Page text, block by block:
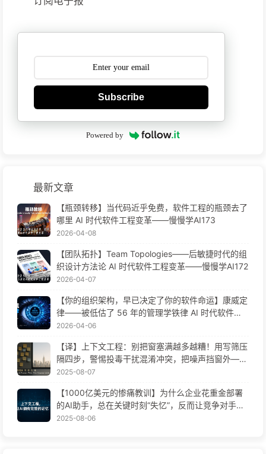
Subscribe
Powered by
最新文章
【瓶颈转移】当代码近乎免费，软件工程的瓶颈去了
哪里 AI 时代软件工程变革——慢慢学AI173
2026-04-08
【团队拓扑】Team Topologies——后敏捷时代的组
织设计方法论 AI 时代软件工程变革——慢慢学AI172
2026-04-07
【你的组织架构，早已决定了你的软件命运】康威定
律——被低估了 56 年的管理学铁律 AI 时代软件工
程变革——慢慢学AI171
2026-04-06
【译】上下文工程：别把窗塞满越多越糟！用写筛压
隔四步，警惕投毒干扰混淆冲突，把噪声挡窗外——
慢慢学AI170
2025-08-07
【1000亿美元的惨痛教训】为什么企业花重金部署
的AI助手，总在关键时刻“失忆”，反而让竞争对手实
现90%性能提升？——慢慢学AI169
2025-08-06